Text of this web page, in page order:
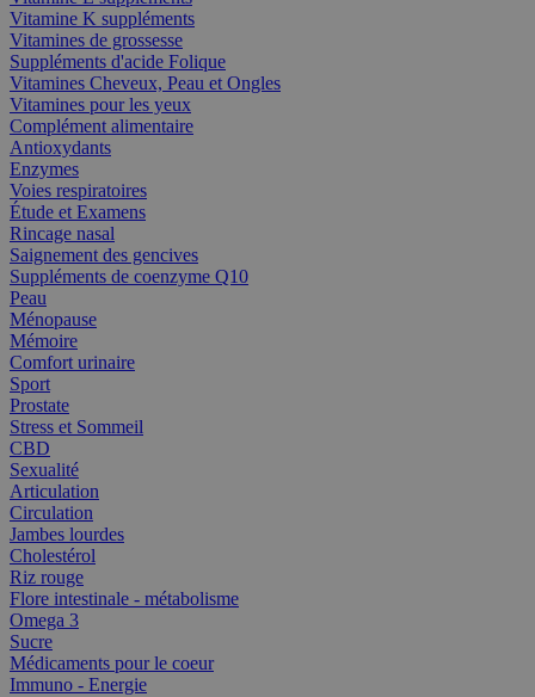
Vitamine K suppléments
Vitamines de grossesse
Suppléments d'acide Folique
Vitamines Cheveux, Peau et Ongles
Vitamines pour les yeux
Complément alimentaire
Antioxydants
Enzymes
Voies respiratoires
Étude et Examens
Rincage nasal
Saignement des gencives
Suppléments de coenzyme Q10
Peau
Ménopause
Mémoire
Comfort urinaire
Sport
Prostate
Stress et Sommeil
CBD
Sexualité
Articulation
Circulation
Jambes lourdes
Cholestérol
Riz rouge
Flore intestinale - métabolisme
Omega 3
Sucre
Médicaments pour le coeur
Immuno - Energie